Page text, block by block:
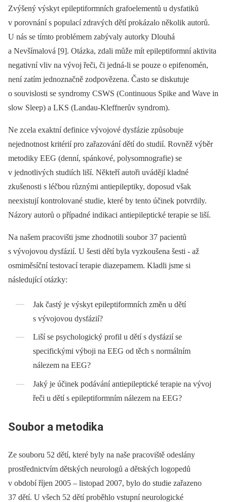
Zvýšený výskyt epileptiformních grafoelementů u dysfatiků
v porovnání s populací zdravých dětí prokázalo několik autorů.
U nás se tímto problémem zabývaly autorky Dlouhá
a Nevšímalová [9]. Otázka, zdali může mít epileptiformní aktivita
negativní vliv na vývoj řeči, či jedná‑li se pouze o epifenomén,
není zatím jednoznačně zodpovězena. Často se diskutuje
o souvislosti se syndromy CSWS (Continuous Spike and Wave in
slow Sleep) a LKS (Landau-Kleffnerův syndrom).
Ne zcela exaktní definice vývojové dysfázie způsobuje
nejednotnost kritérií pro zařazování dětí do studií. Rovněž výběr
metodiky EEG (denní, spánkové, polysomnografie) se
v jednotlivých studiích liší. Někteří autoři uvádějí kladné
zkušenosti s léčbou různými antiepileptiky, doposud však
neexistují kontrolované studie, které by tento účinek potvrdily.
Názory autorů o případné indikaci antiepileptické terapie se liší.
Na našem pracovišti jsme zhodnotili soubor 37 pacientů
s vývojovou dysfázií. U šesti dětí byla vyzkoušena šesti -⁠ až
osmiměsíční testovací terapie diazepamem. Kladli jsme si
následující otázky:
Jak častý je výskyt epileptiformních změn u dětí
s vývojovou dysfázií?
Liší se psychologický profil u dětí s dysfázií se
specifickými výboji na EEG od těch s normálním
nálezem na EEG?
Jaký je účinek podávání antiepileptické terapie na vývoj
řeči u dětí s epileptiformním nálezem na EEG?
Soubor a metodika
Ze souboru 52 dětí, které byly na naše pracoviště odeslány
prostřednictvím dětských neurologů a dětských logopedů
v období říjen 2005 –⁠ listopad 2007, bylo do studie zařazeno
37 dětí. U všech 52 dětí proběhlo vstupní neurologické